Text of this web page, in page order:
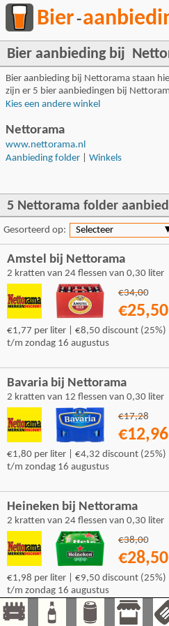
Bier-
Bier aanbieding bij
Bier aanbieding bij Nettorama staan
zijn er 5 bier aanbiedingen bij
Kies een andere winkel
Nettorama
www.nettorama.nl
Aanbieding folder
Winkels
5 Nettorama folder
Gesorteerd op: Selecteer
Amstel bij Nettorama
2 kratten van 24 flessen van 0,30 liter
€34,00
€25,50
€1,77 per liter | €8,50 discount (25%)
t/m zondag 16 augustus
Bavaria bij Nettorama
2 kratten van 12 flessen van 0,30 liter
€17,28
€12,96
€1,80 per liter | €4,32 discount (25%)
t/m zondag 16 augustus
Heineken bij Nettorama
2 kratten van 24 flessen van 0,30 liter
€38,00
€28,50
€1,98 per liter | €9,50 discount (25%)
t/m zondag 16 augustus